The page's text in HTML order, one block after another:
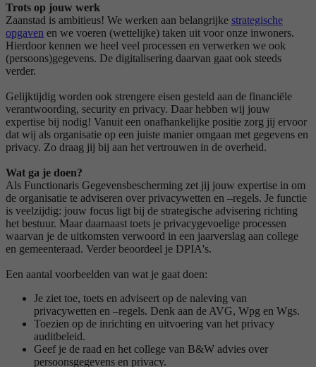
Trots op jouw werk
Zaanstad is ambitieus! We werken aan belangrijke strategische
opgaven en we voeren (wettelijke) taken uit voor onze inwoners.
Hierdoor kennen we heel veel processen en verwerken we ook
(persoons)gegevens. De digitalisering daarvan gaat ook steeds
verder.
Gelijktijdig worden ook strengere eisen gesteld aan de financiële
verantwoording, security en privacy. Daar hebben wij jouw
expertise bij nodig! Vanuit een onafhankelijke positie zorg jij ervoor
dat wij als organisatie op een juiste manier omgaan met gegevens en
privacy. Zo draag jij bij aan het vertrouwen in de overheid.
Wat ga je doen?
Als Functionaris Gegevensbescherming zet jij jouw expertise in om
de organisatie te adviseren over privacywetten en –regels. Je functie
is veelzijdig: jouw focus ligt bij de strategische advisering richting
het bestuur. Maar daarnaast toets je privacygevoelige processen
waarvan je de uitkomsten verwoord in een jaarverslag aan college
en gemeenteraad. Verder beoordeel je DPIA's.
Een aantal voorbeelden van wat je gaat doen:
Je ziet toe, toets en adviseert op de naleving van
privacywetten en –regels. Denk aan de AVG, Wpg en Wgs.
Toezien op de inrichting en uitvoering van het privacy
auditbeleid.
Geef je de raad en het college van B&W advies over
persoonsgegevens en privacy.